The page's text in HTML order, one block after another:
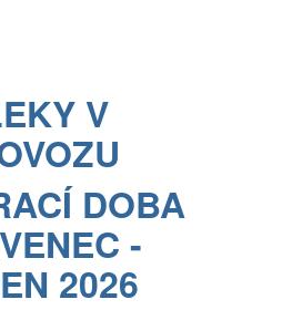
V
DOBA
-
2026